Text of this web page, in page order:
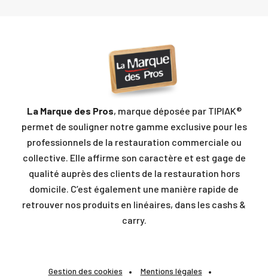
La Marque des Pros, marque déposée par TIPIAK®
permet de souligner notre gamme exclusive pour les
professionnels de la restauration commerciale ou
collective. Elle affirme son caractère et est gage de
qualité auprès des clients de la restauration hors
domicile. C’est également une manière rapide de
retrouver nos produits en linéaires, dans les cashs &
carry.
Gestion des cookies Mentions légales